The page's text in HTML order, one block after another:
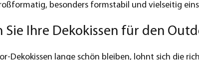
besonders formstabil und vielseitig
Sie Ihre Dekokissen für den
Dekokissen lange schön bleiben, lohnt sich die